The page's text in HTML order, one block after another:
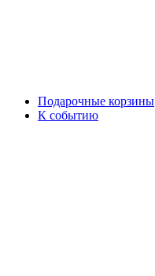
Подарочные корзины
К событию